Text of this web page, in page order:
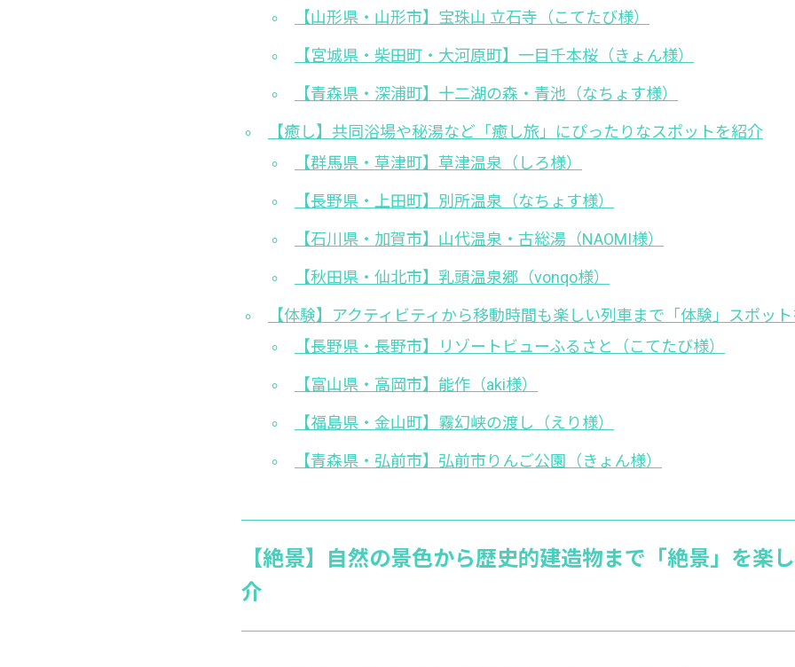
【山形県・山形市】宝珠山 立石寺（こてたび様）
【宮城県・柴田町・大河原町】一目千本桜（きょん様）
【青森県・深浦町】十二湖の森・青池（なちょす様）
【癒し】共同浴場や秘湯など「癒し旅」にぴったりなスポットを紹介
【群馬県・草津町】草津温泉（しろ様）
【長野県・上田町】別所温泉（なちょす様）
【石川県・加賀市】山代温泉・古総湯（NAOMI様）
【秋田県・仙北市】乳頭温泉郷（vonqo様）
【体験】アクティビティから移動時間も楽しい列車まで「体験」スポッ
【長野県・長野市】リゾートビューふるさと（こてたび様）
【富山県・高岡市】能作（aki様）
【福島県・金山町】霧幻峡の渡し（えり様）
【青森県・弘前市】弘前市りんご公園（きょん様）
【絶景】自然の景色から歴史的建造物まで「絶景」を楽
介